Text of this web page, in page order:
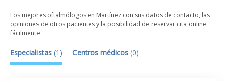
Los mejores oftalmólogos en Martínez con sus datos de contacto, las
opiniones de otros pacientes y la posibilidad de reservar cita online
fácilmente.
Especialistas (1 ) Centros médicos (0)